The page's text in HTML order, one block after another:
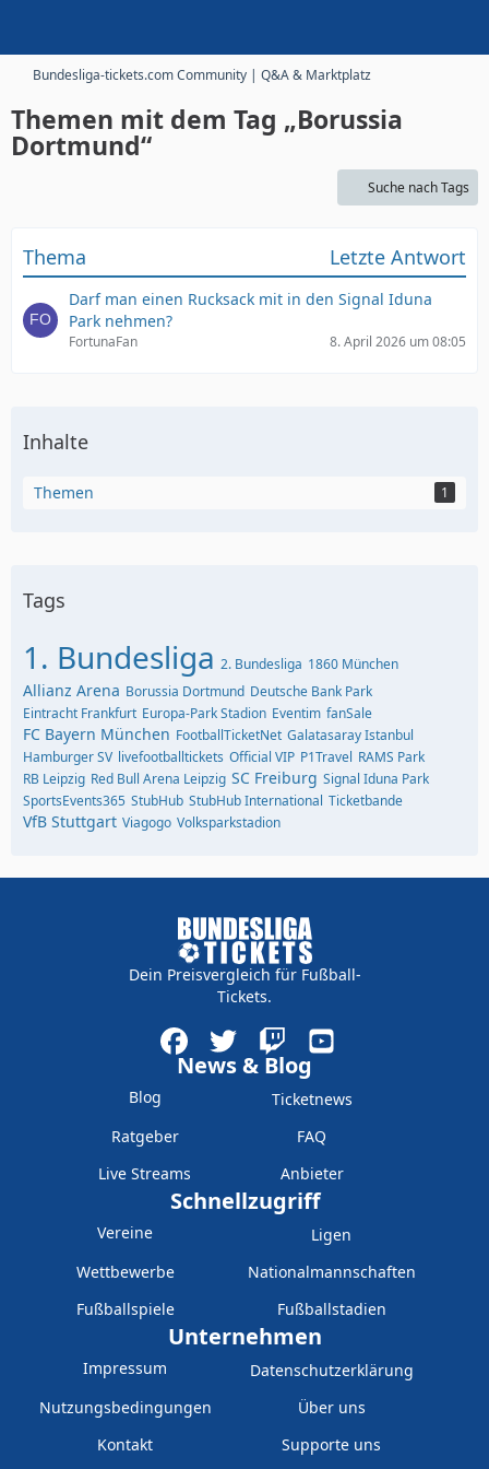
Bundesliga-tickets.com Community | Q&A & Marktplatz
Themen mit dem Tag „Borussia
Dortmund“
Suche nach Tags
Thema Letzte Antwort
Darf man einen Rucksack mit in den Signal Iduna
Park nehmen?
FortunaFan 8. April 2026 um 08:05
Inhalte
Themen 1
Tags
1. Bundesliga 2. Bundesliga 1860 München
Allianz Arena Borussia Dortmund Deutsche Bank Park
Eintracht Frankfurt Europa-Park Stadion Eventim fanSale
FC Bayern München FootballTicketNet Galatasaray Istanbul
Hamburger SV livefootballtickets Official VIP P1Travel RAMS Park
RB Leipzig Red Bull Arena Leipzig SC Freiburg Signal Iduna Park
SportsEvents365 StubHub StubHub International Ticketbande
VfB Stuttgart Viagogo Volksparkstadion
Dein Preisvergleich für Fußball-
Tickets.
News & Blog
Blog
Ticketnews
Ratgeber
FAQ
Live Streams
Anbieter
Schnellzugriff
Vereine
Ligen
Wettbewerbe
Nationalmannschaften
Fußballspiele
Fußballstadien
Unternehmen
Impressum
Datenschutzerklärung
Nutzungsbedingungen
Über uns
Kontakt
Supporte uns